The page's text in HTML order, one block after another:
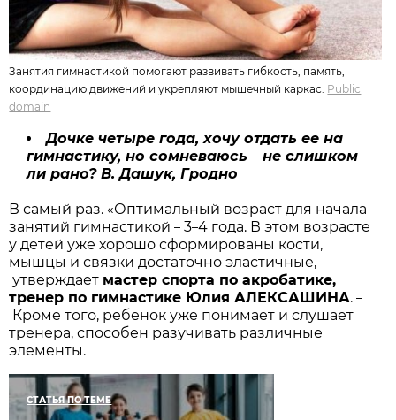
Занятия гимнастикой помогают развивать гибкость, память,
координацию движений и укрепляют мышечный каркас. Public
domain
Дочке четыре года, хочу отдать ее на
гимнастику, но сомневаюсь– не слишком
ли рано? В. Дашук, Гродно
В самый раз. «Оптимальный возраст для начала
занятий гимнастикой– 3–4 года. В этом возрасте
у детей уже хорошо сформированы кости,
мышцы и связки достаточно эластичные,–
утверждает мастер спорта по акробатике,
тренер по гимнастике Юлия АЛЕКСАШИНА.–
Кроме того, ребенок уже понимает и слушает
тренера, способен разучивать различные
элементы.
СТАТЬЯ ПО ТЕМЕ